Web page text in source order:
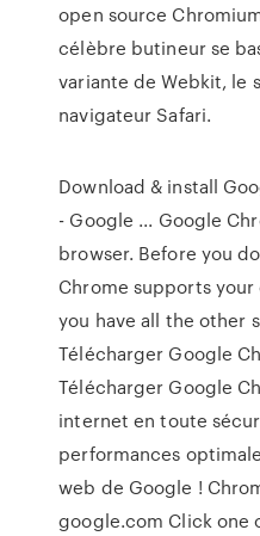
open source
célèbre butineur se
variante de Webkit, le
navigateur Safari.
Download & install
- Google ... Google
browser. Before you
Chrome supports
you have all the other
Télécharger Google
Télécharger Google
internet en toute
performances
web de Google !
google.com Click one